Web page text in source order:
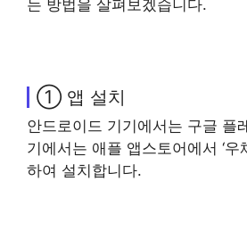
는 방법을 살펴보겠습니다.
① 앱 설치
안드로이드 기기에서는 구글 플
기에서는 애플 앱스토어에서 ‘우
하여 설치합니다.